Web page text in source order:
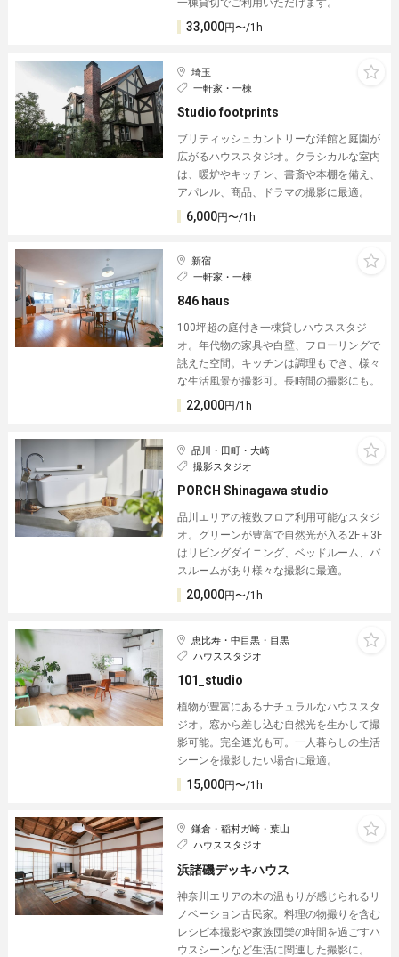
一棟貸切でご利用いただけます。
33,000円〜/1h
埼玉
一軒家・一棟
Studio footprints
ブリティッシュカントリーな洋館と庭園が
広がるハウススタジオ。クラシカルな室内
は、暖炉やキッチン、書斎や本棚を備え、
アパレル、商品、ドラマの撮影に最適。
6,000円〜/1h
新宿
一軒家・一棟
846 haus
100坪超の庭付き一棟貸しハウススタジ
オ。年代物の家具や白壁、フローリングで
誂えた空間。キッチンは調理もでき、様々
な生活風景が撮影可。長時間の撮影にも。
22,000円/1h
品川・田町・大崎
撮影スタジオ
PORCH Shinagawa studio
品川エリアの複数フロア利用可能なスタジ
オ。グリーンが豊富で自然光が入る2F＋3F
はリビングダイニング、ベッドルーム、バ
スルームがあり様々な撮影に最適。
20,000円〜/1h
恵比寿・中目黒・目黒
ハウススタジオ
101_studio
植物が豊富にあるナチュラルなハウススタ
ジオ。窓から差し込む自然光を生かして撮
影可能。完全遮光も可。一人暮らしの生活
シーンを撮影したい場合に最適。
15,000円〜/1h
鎌倉・稲村ガ崎・葉山
ハウススタジオ
浜諸磯デッキハウス
神奈川エリアの木の温もりが感じられるリ
ノベーション古民家。料理の物撮りを含む
レシピ本撮影や家族団欒の時間を過ごすハ
ウスシーンなど生活に関連した撮影に。